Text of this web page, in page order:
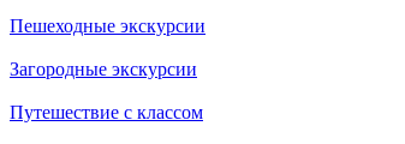
Пешеходные экскурсии
Загородные экскурсии
Путешествие с классом